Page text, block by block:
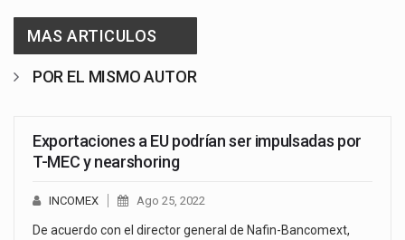
MAS ARTICULOS
POR EL MISMO AUTOR
Exportaciones a EU podrían ser impulsadas por
T-MEC y nearshoring
INCOMEX Ago 25, 2022
De acuerdo con el director general de Nafin-Bancomext,